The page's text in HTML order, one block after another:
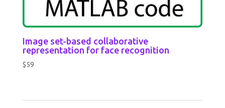
Image set-based collaborative
representation for face recognition
$59